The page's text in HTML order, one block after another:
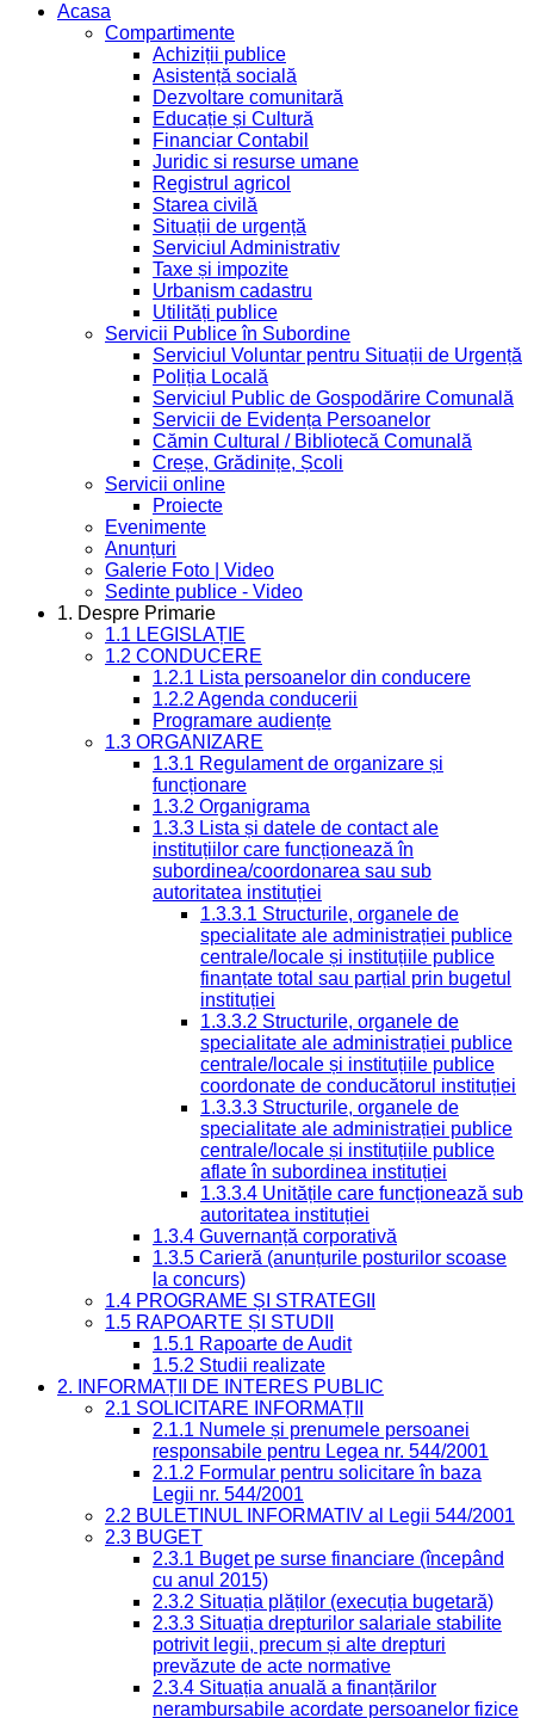
Acasa
Compartimente
Achiziții publice
Asistență socială
Dezvoltare comunitară
Educație și Cultură
Financiar Contabil
Juridic si resurse umane
Registrul agricol
Starea civilă
Situații de urgență
Serviciul Administrativ
Taxe și impozite
Urbanism cadastru
Utilități publice
Servicii Publice în Subordine
Serviciul Voluntar pentru Situații de Urgență
Poliția Locală
Serviciul Public de Gospodărire Comunală
Servicii de Evidența Persoanelor
Cămin Cultural / Bibliotecă Comunală
Creșe, Grădinițe, Școli
Servicii online
Proiecte
Evenimente
Anunțuri
Galerie Foto | Video
Sedinte publice - Video
1. Despre Primarie
1.1 LEGISLAȚIE
1.2 CONDUCERE
1.2.1 Lista persoanelor din conducere
1.2.2 Agenda conducerii
Programare audiențe
1.3 ORGANIZARE
1.3.1 Regulament de organizare și
funcționare
1.3.2 Organigrama
1.3.3 Lista și datele de contact ale
instituțiilor care funcționează în
subordinea/coordonarea sau sub
autoritatea instituției
1.3.3.1 Structurile, organele de
specialitate ale administrației publice
centrale/locale și instituțiile publice
finanțate total sau parțial prin bugetul
instituției
1.3.3.2 Structurile, organele de
specialitate ale administrației publice
centrale/locale și instituțiile publice
coordonate de conducătorul instituției
1.3.3.3 Structurile, organele de
specialitate ale administrației publice
centrale/locale și instituțiile publice
aflate în subordinea instituției
1.3.3.4 Unitățile care funcționează sub
autoritatea instituției
1.3.4 Guvernanță corporativă
1.3.5 Carieră (anunțurile posturilor scoase
la concurs)
1.4 PROGRAME ȘI STRATEGII
1.5 RAPOARTE ȘI STUDII
1.5.1 Rapoarte de Audit
1.5.2 Studii realizate
2. INFORMAȚII DE INTERES PUBLIC
2.1 SOLICITARE INFORMAȚII
2.1.1 Numele și prenumele persoanei
responsabile pentru Legea nr. 544/2001
2.1.2 Formular pentru solicitare în baza
Legii nr. 544/2001
2.2 BULETINUL INFORMATIV al Legii 544/2001
2.3 BUGET
2.3.1 Buget pe surse financiare (începând
cu anul 2015)
2.3.2 Situația plăților (execuția bugetară)
2.3.3 Situația drepturilor salariale stabilite
potrivit legii, precum și alte drepturi
prevăzute de acte normative
2.3.4 Situația anuală a finanțărilor
nerambursabile acordate persoanelor fizice